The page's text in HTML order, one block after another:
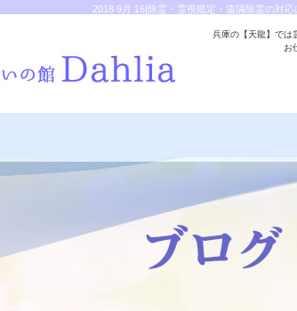
2018 9月 16|除霊・霊視鑑定・遠隔除霊の対応
兵庫の【天龍】では
お